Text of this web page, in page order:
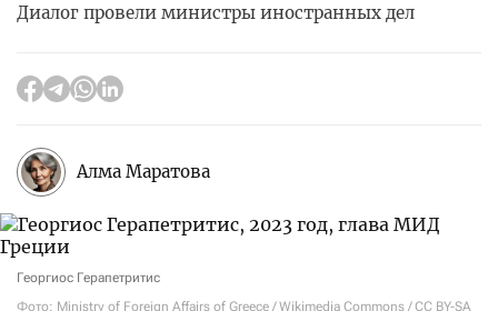
Диалог провели министры иностранных дел
Алма Маратова
Георгиос Герапетритис
Фото: Ministry of Foreign Affairs of Greece / Wikimedia Commons / CC BY-SA